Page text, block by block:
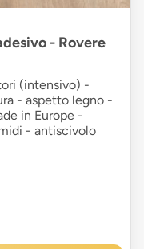
- Rovere
(intensivo) -
- aspetto legno -
in Europe -
- antiscivolo